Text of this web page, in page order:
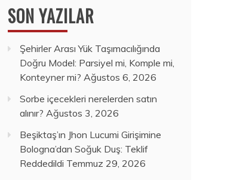
SON YAZILAR
Şehirler Arası Yük Taşımacılığında
Doğru Model: Parsiyel mi, Komple mi,
Konteyner mi? Ağustos 6, 2026
Sorbe içecekleri nerelerden satın
alınır? Ağustos 3, 2026
Beşiktaş’ın Jhon Lucumi Girişimine
Bologna’dan Soğuk Duş: Teklif
Reddedildi Temmuz 29, 2026